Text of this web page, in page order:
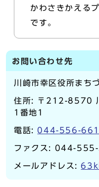
かわさきかえる
です。
お問い合わせ先
川崎市幸区役所まち
住所: 〒212-8570
1番地1
電話: 044-556-
ファクス: 044-
メールアドレス: